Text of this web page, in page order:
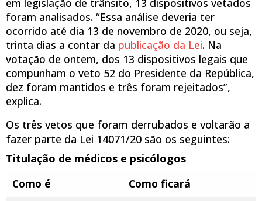
em legislação de trânsito, 13 dispositivos vetados
foram analisados. “Essa análise deveria ter
ocorrido até dia 13 de novembro de 2020, ou seja,
trinta dias a contar da publicação da Lei. Na
votação de ontem, dos 13 dispositivos legais que
compunham o veto 52 do Presidente da República,
dez foram mantidos e três foram rejeitados”,
explica.
Os três vetos que foram derrubados e voltarão a
fazer parte da Lei 14071/20 são os seguintes:
Titulação de médicos e psicólogos
Como é
Como ficará